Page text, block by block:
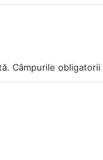
Câmpurile